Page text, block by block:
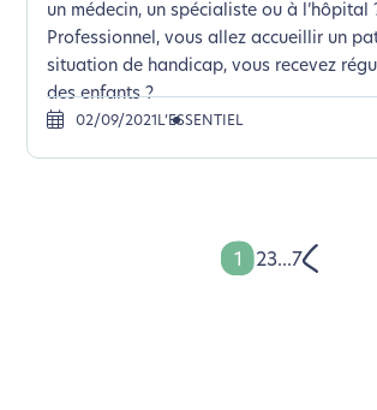
un médecin, un spécialiste ou à l’hôpital
Professionnel, vous allez accueillir un
situation de handicap, vous recevez
des enfants ?
02/09/2021 L’ESSENTIEL
1 23...7